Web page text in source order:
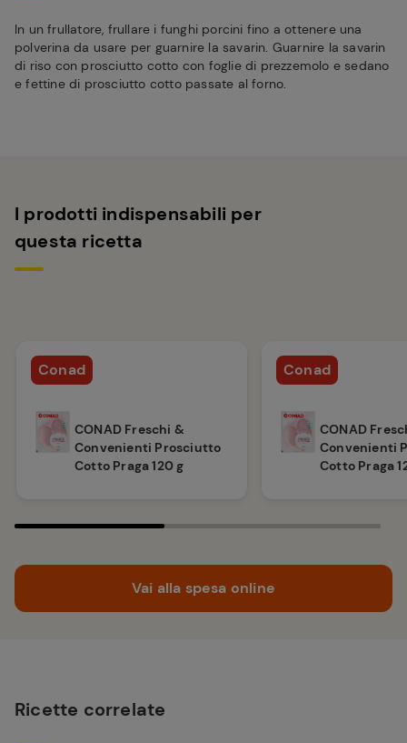
In un frullatore, frullare i funghi porcini fino a ottenere una
polverina da usare per guarnire la savarin. Guarnire la savarin
di riso con prosciutto cotto con foglie di prezzemolo e sedano
e fettine di prosciutto cotto passate al forno.
I prodotti indispensabili per
questa ricetta
Conad
CONAD Freschi &
Convenienti Prosciutto
Cotto Praga 120 g
Conad
CONAD
Convenienti
Cotto Praga
Vai alla spesa online
Ricette correlate